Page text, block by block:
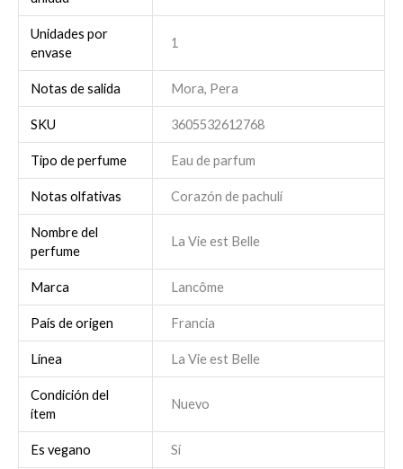
Unidades por
envase
1
Notas de salida Mora, Pera
SKU 3605532612768
Tipo de perfume Eau de parfum
Notas olfativas Corazón de pachulí
Nombre del
perfume
La Vie est Belle
Marca Lancôme
País de origen Francia
Línea La Vie est Belle
Condición del
ítem
Nuevo
Es vegano Sí